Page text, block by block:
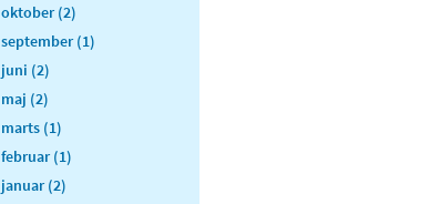
oktober (2)
september (1)
juni (2)
maj (2)
marts (1)
februar (1)
januar (2)